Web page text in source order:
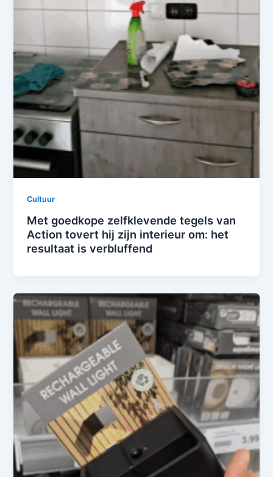
Cultuur
Met goedkope zelfklevende tegels van
Action tovert hij zijn interieur om: het
resultaat is verbluffend